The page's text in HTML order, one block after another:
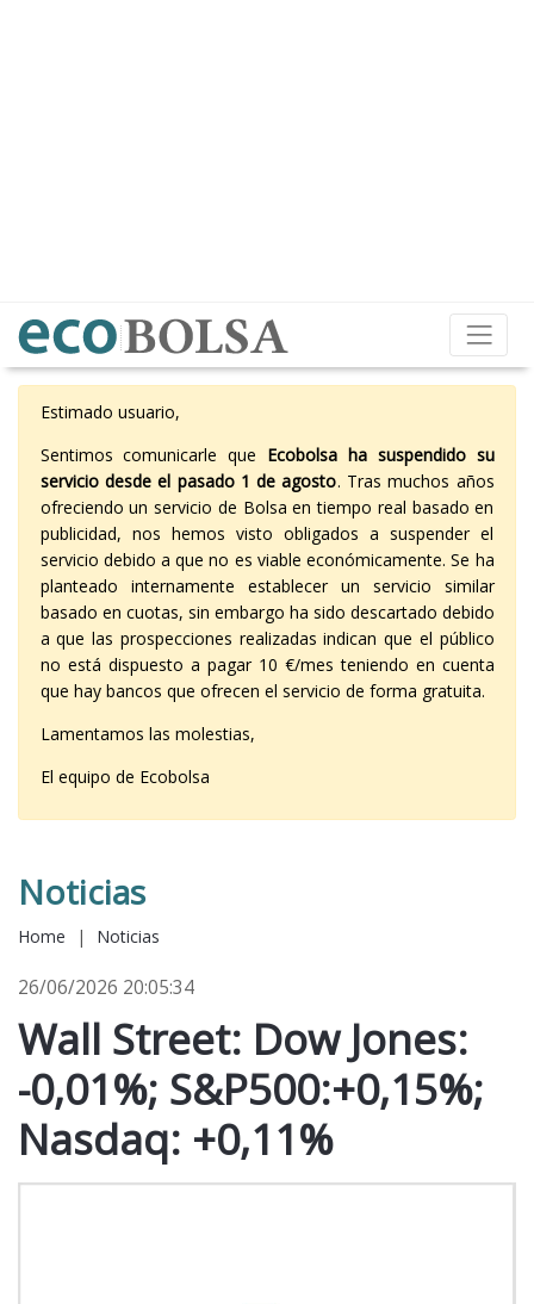
Estimado usuario,
Sentimos comunicarle que Ecobolsa ha suspendido su
servicio desde el pasado 1 de agosto. Tras muchos años
ofreciendo un servicio de Bolsa en tiempo real basado en
publicidad, nos hemos visto obligados a suspender el
servicio debido a que no es viable económicamente. Se ha
planteado internamente establecer un servicio similar
basado en cuotas, sin embargo ha sido descartado debido
a que las prospecciones realizadas indican que el público
no está dispuesto a pagar 10 €/mes teniendo en cuenta
que hay bancos que ofrecen el servicio de forma gratuita.
Lamentamos las molestias,
El equipo de Ecobolsa
Noticias
Home | Noticias
26/06/2026 20:05:34
Wall Street: Dow Jones:
-0,01%; S&P500:+0,15%;
Nasdaq: +0,11%